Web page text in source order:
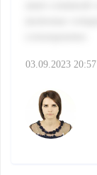
03.09.2023 20:57